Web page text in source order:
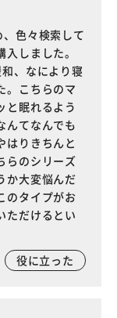
色々検索して
しました。
、なにより寝
。こちらのマ
と眠れるよう
んてなんでも
はりきちんと
らのシリーズ
か大変悩んだ
のタイプがお
ただけるとい
役に立った